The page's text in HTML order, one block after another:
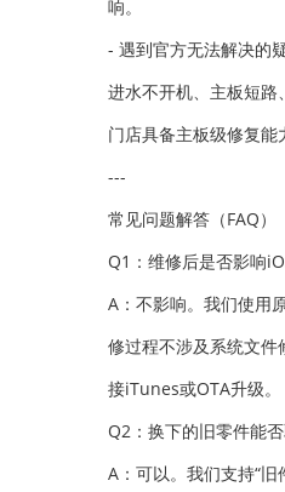
响。
- 遇到官方无法解决的
进水不开机、主板短路
门店具备主板级修复能
---
常见问题解答（FAQ）
Q1：维修后是否影响
A：不影响。我们使用
修过程不涉及系统文件
接iTunes或OTA升级。
Q2：换下的旧零件能
A：可以。我们支持“旧